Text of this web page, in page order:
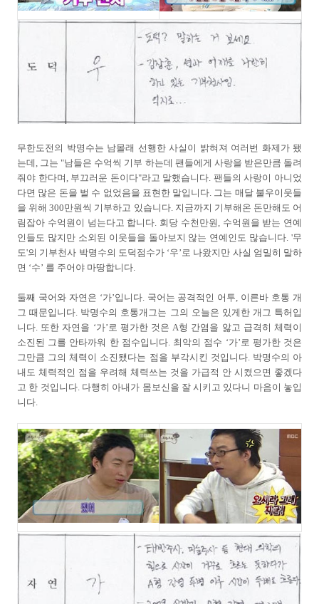
무한도전의 박명수는 남몰래 선행한 사실이 밝혀져 여러번 화제가 됐
는데, 그는 "남들은 수억씩 기부 하는데 팬들에게 사랑을 받은만큼 돌려
줘야 한다며, 부끄러운 돈이다"라고 말했습니다. 팬들의 사랑이 아니었
다면 많은 돈을 벌 수 없었음을 표현한 말입니다. 그는 매달 불우이웃들
을 위해 300만원씩 기부하고 있습니다. 지금까지 기부해온 돈만해도 어
림잡아 수억원이 넘는다고 합니다. 회당 수천만원, 수억원을 받는 연예
인들도 많지만 소외된 이웃들을 돌아보지 않는 연예인도 많습니다. '무
도'의 기부천사 박명수의 도덕점수가 ‘우’로 나왔지만 사실 엄밀히 말하
면 ‘수’ 를 주어야 마땅합니다.
둘째 국어와 자연은 ‘가’입니다. 국어는 공격적인 어투, 이른바 호통 개
그 때문입니다. 박명수의 호통개그는 그의 오늘은 있게한 개그 특허입
니다. 또한 자연을 ‘가’로 평가한 것은 A형 간염을 앓고 급격히 체력이
소진된 그를 안타까워 한 점수입니다. 최악의 점수 ‘가’로 평가한 것은
그만큼 그의 체력이 소진됐다는 점을 부각시킨 것입니다. 박명수의 아
내도 체력적인 점을 우려해 체력쓰는 것을 가급적 안 시켰으면 좋겠다
고 한 것입니다. 다행히 아내가 몸보신을 잘 시키고 있다니 마음이 놓입
니다.